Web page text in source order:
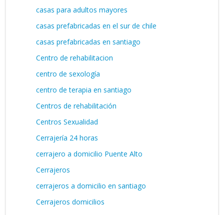
casas para adultos mayores
casas prefabricadas en el sur de chile
casas prefabricadas en santiago
Centro de rehabilitacion
centro de sexología
centro de terapia en santiago
Centros de rehabilitación
Centros Sexualidad
Cerrajería 24 horas
cerrajero a domicilio Puente Alto
Cerrajeros
cerrajeros a domicilio en santiago
Cerrajeros domicilios